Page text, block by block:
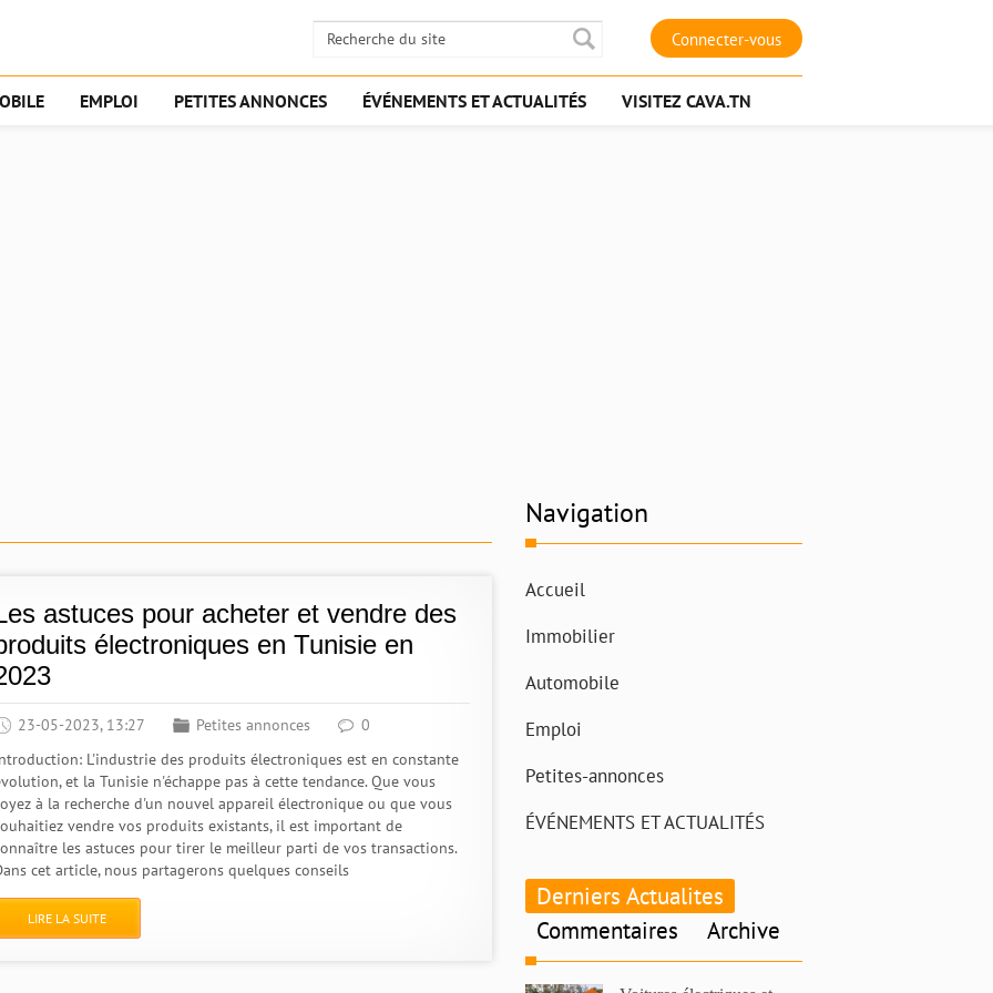
Connecter-vous
EMPLOI PETITES ANNONCES ÉVÉNEMENTS ET ACTUALITÉS VISITEZ CAVA.TN
astuces pour acheter et vendre des
électroniques en Tunisie en
23-05-2023, 13:27 Petites annonces
0
L'industrie des produits électroniques est en constante
et la Tunisie n'échappe pas à cette tendance. Que vous
à la recherche d'un nouvel appareil électronique ou que vous
vendre vos produits existants, il est important de
les astuces pour tirer le meilleur parti de vos transactions.
cet article, nous partagerons quelques conseils
LIRE LA SUITE
Navigation
Accueil
Immobilier
Automobile
Emploi
Petites-annonces
ÉVÉNEMENTS ET ACTUALITÉS
Derniers Actualites
Commentaires
Archive